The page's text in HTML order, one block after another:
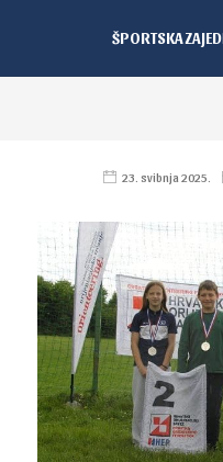
ŠPORTSKA
23. svibnja 2025.